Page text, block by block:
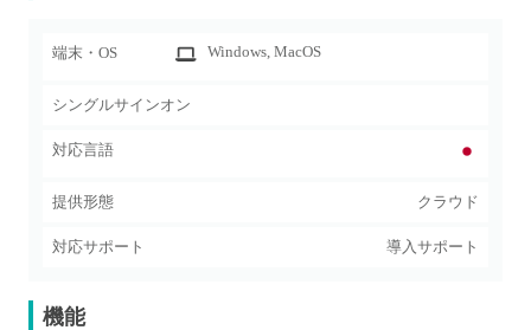
端末・OS Windows, MacOS
シングルサインオン
対応言語
提供形態 クラウド
対応サポート 導入サポート
機能